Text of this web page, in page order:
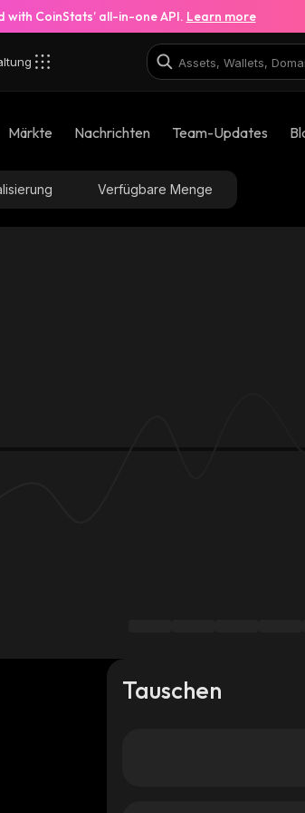
with CoinStats’ all-in-one API. Learn more
Märkte Nachrichten Team-Updates
Verfügbare Menge
Tauschen